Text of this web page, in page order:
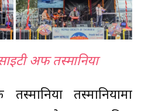
अफ तस्मानिया
तस्मानियामा